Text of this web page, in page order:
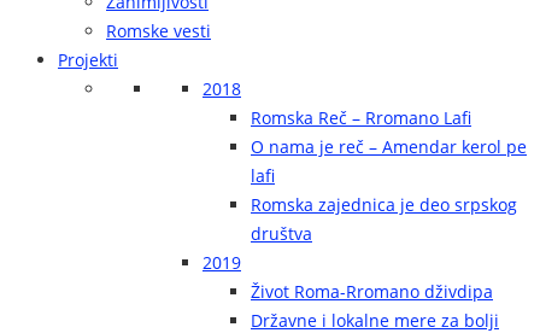
Romske vesti
Projekti
2018
Romska Reč – Rromano Lafi
O nama je reč – Amendar kerol pe
lafi
Romska zajednica je deo srpskog
društva
2019
Život Roma-Rromano dživdipa
Državne i lokalne mere za bolji